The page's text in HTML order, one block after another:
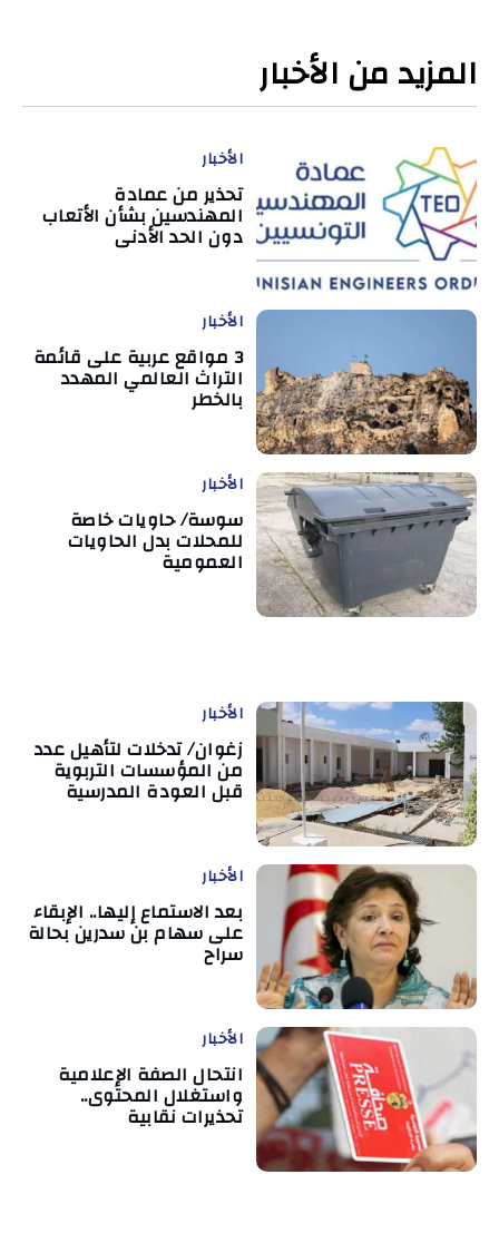
المزيد من الأخبار
الأخبار
تحذير من عمادة
المهندسين بشأن الأتعاب
دون الحد الأدنى
الأخبار
3 مواقع عربية على قائمة
التراث العالمي المهدد
بالخطر
الأخبار
سوسة/ حاويات خاصة
للمحلات بدل الحاويات
العمومية
الأخبار
زغوان/ تدخلات لتأهيل عدد
من المؤسسات التربوية
قبل العودة المدرسية
الأخبار
بعد الاستماع إليها.. الإبقاء
على سهام بن سدرين بحالة
سراح
الأخبار
انتحال الصفة الإعلامية
واستغلال المحتوى..
تحذيرات نقابية